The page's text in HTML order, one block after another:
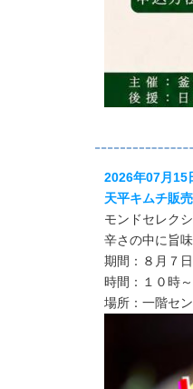
2026年07月15
天平キムチ販
モンドセレク
辛さの中に旨
期間：８月７
時間：１０時
場所：一階セ